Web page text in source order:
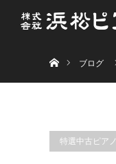
ブログ
特選中古ピアノ